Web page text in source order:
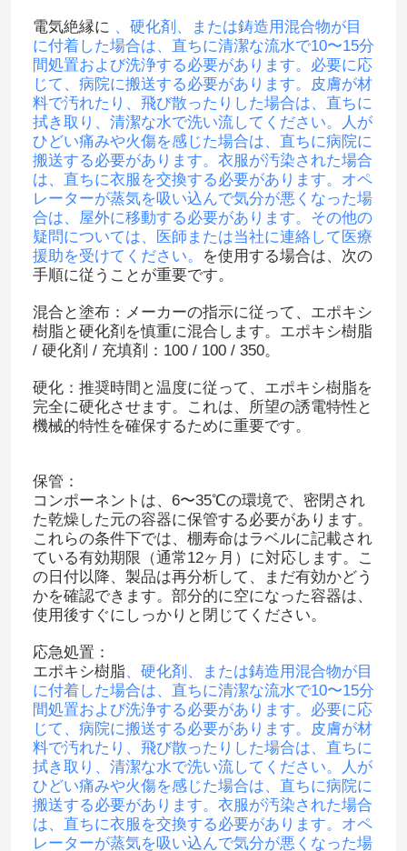
家へ
製品
ビデオ
わたしたち に つい て
工場 ツアー
連絡 ください
ブログ
引金 を 求め て ください
電気絶縁に 、硬化剤、または鋳造用混合物が目
に付着した場合は、直ちに清潔な流水で10〜15分
間処置および洗浄する必要があります。必要に応
じて、病院に搬送する必要があります。皮膚が材
料で汚れたり、飛び散ったりした場合は、直ちに
拭き取り、清潔な水で洗い流してください。人が
ひどい痛みや火傷を感じた場合は、直ちに病院に
搬送する必要があります。衣服が汚染された場合
は、直ちに衣服を交換する必要があります。オペ
レーターが蒸気を吸い込んで気分が悪くなった場
合は、屋外に移動する必要があります。その他の
疑問については、医師または当社に連絡して医療
援助を受けてください。
を使用する場合は、次の
手順に従うことが重要です。
混合と塗布：メーカーの指示に従って、エポキシ
樹脂と硬化剤を慎重に混合します。エポキシ樹脂
/ 硬化剤 / 充填剤：100 / 100 / 350。
硬化：推奨時間と温度に従って、エポキシ樹脂を
完全に硬化させます。これは、所望の誘電特性と
機械的特性を確保するために重要です。
保管：
コンポーネントは、6〜35℃の環境で、密閉され
た乾燥した元の容器に保管する必要があります。
これらの条件下では、棚寿命はラベルに記載され
ている有効期限（通常12ヶ月）に対応します。こ
の日付以降、製品は再分析して、まだ有効かどう
かを確認できます。部分的に空になった容器は、
使用後すぐにしっかりと閉じてください。
応急処置：
エポキシ樹脂、硬化剤、または鋳造用混合物が目
に付着した場合は、直ちに清潔な流水で10〜15分
間処置および洗浄する必要があります。必要に応
じて、病院に搬送する必要があります。皮膚が材
料で汚れたり、飛び散ったりした場合は、直ちに
拭き取り、清潔な水で洗い流してください。人が
ひどい痛みや火傷を感じた場合は、直ちに病院に
搬送する必要があります。衣服が汚染された場合
は、直ちに衣服を交換する必要があります。オペ
レーターが蒸気を吸い込んで気分が悪くなった場